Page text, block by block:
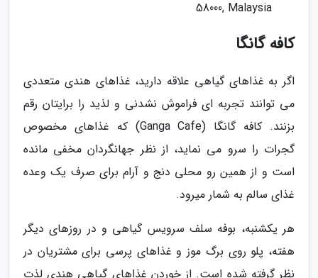
58000, Malaysia
کافه گانگا
اگر به غذاهای گیاهی علاقه دارید، غذاهای هندی متعددی
می توانند تجربه ای فراموش نشدنی و لذید را برایتان رقم
بزنند. کافه گانگا (Ganga Cafe) که غذاهای مخصوص
گجرات را سرو می نماید، از نظر جهانگردان مخفی مانده
است و از همین رو محلی دنج و آرام برای صرف یک وعده
غذای سالم به شمار میرود.
هر یکشنبه، بوفه سلف سرویس گیاهی و در روزهای دیگر
هفته، پلو روی برگ موز و غذاهای پرسی برای مشتریان در
نظر گرفته شده است. از خوردن غذاهای گیاهی هندی لذت